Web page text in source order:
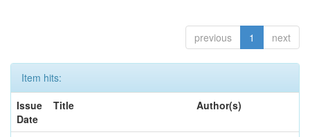
previous 1 next
Item hits:
Issue
Date
Title Author(s)